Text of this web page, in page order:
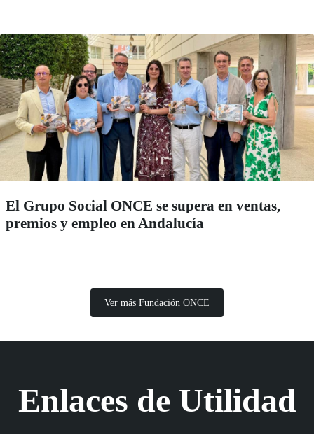
El Grupo Social ONCE se supera en ventas,
premios y empleo en Andalucía
Ver más Fundación ONCE
Enlaces de Utilidad